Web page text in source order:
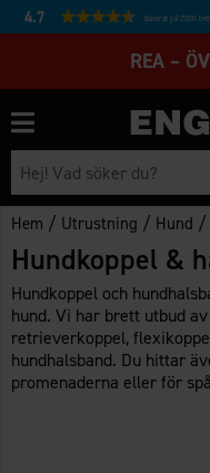
4.7 Baserat på 27231
REA –
Hem / Utrustning / Hund /
Hundkoppel &
Hundkoppel och
hund. Vi har brett utbud
retrieverkoppel,
hundhalsband. Du hittar
promenaderna eller för